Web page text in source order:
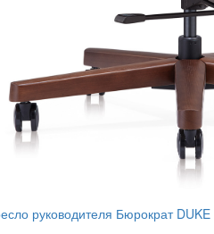
руководителя Бюрократ